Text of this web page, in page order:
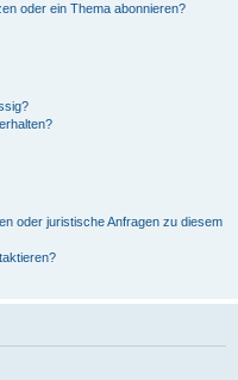
oder ein Thema abonnieren?
oder juristische Anfragen zu diesem